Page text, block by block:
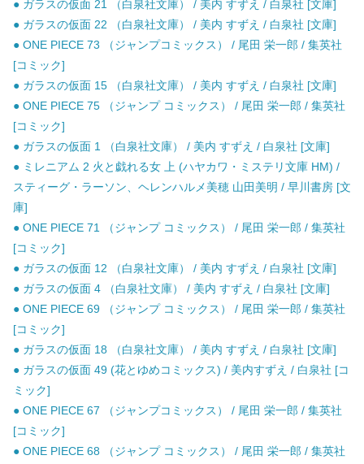
● ガラスの仮面 21 （白泉社文庫） / 美内 すずえ / 白泉社 [文庫]
● ガラスの仮面 22 （白泉社文庫） / 美内 すずえ / 白泉社 [文庫]
● ONE PIECE 73 （ジャンプコミックス） / 尾田 栄一郎 / 集英社
[コミック]
● ガラスの仮面 15 （白泉社文庫） / 美内 すずえ / 白泉社 [文庫]
● ONE PIECE 75 （ジャンプ コミックス） / 尾田 栄一郎 / 集英社
[コミック]
● ガラスの仮面 1 （白泉社文庫） / 美内 すずえ / 白泉社 [文庫]
● ミレニアム 2 火と戯れる女 上 (ハヤカワ・ミステリ文庫 HM) /
スティーグ・ラーソン、ヘレンハルメ美穂 山田美明 / 早川書房 [文
庫]
● ONE PIECE 71 （ジャンプ コミックス） / 尾田 栄一郎 / 集英社
[コミック]
● ガラスの仮面 12 （白泉社文庫） / 美内 すずえ / 白泉社 [文庫]
● ガラスの仮面 4 （白泉社文庫） / 美内 すずえ / 白泉社 [文庫]
● ONE PIECE 69 （ジャンプ コミックス） / 尾田 栄一郎 / 集英社
[コミック]
● ガラスの仮面 18 （白泉社文庫） / 美内 すずえ / 白泉社 [文庫]
● ガラスの仮面 49 (花とゆめコミックス) / 美内すずえ / 白泉社 [コ
ミック]
● ONE PIECE 67 （ジャンプコミックス） / 尾田 栄一郎 / 集英社
[コミック]
● ONE PIECE 68 （ジャンプ コミックス） / 尾田 栄一郎 / 集英社